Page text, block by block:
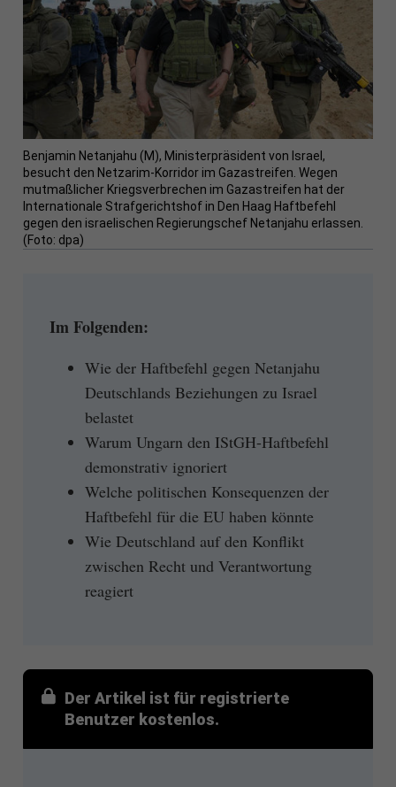
Benjamin Netanjahu (M), Ministerpräsident von Israel,
besucht den Netzarim-Korridor im Gazastreifen. Wegen
mutmaßlicher Kriegsverbrechen im Gazastreifen hat der
Internationale Strafgerichtshof in Den Haag Haftbefehl
gegen den israelischen Regierungschef Netanjahu erlassen.
(Foto: dpa)
Im Folgenden:
Wie der Haftbefehl gegen Netanjahu
Deutschlands Beziehungen zu Israel
belastet
Warum Ungarn den IStGH-Haftbefehl
demonstrativ ignoriert
Welche politischen Konsequenzen der
Haftbefehl für die EU haben könnte
Wie Deutschland auf den Konflikt
zwischen Recht und Verantwortung
reagiert
Der Artikel ist für registrierte
Benutzer kostenlos.